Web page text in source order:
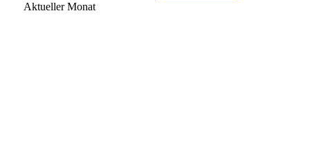
Aktueller Monat